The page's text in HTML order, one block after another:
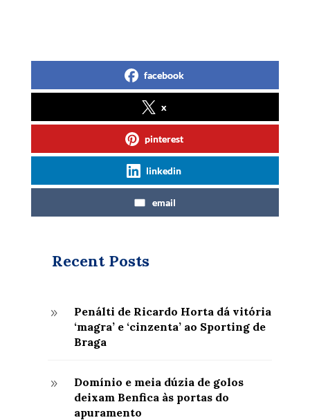
facebook
x
pinterest
linkedin
email
Recent Posts
9
Penálti de Ricardo Horta dá vitória
‘magra’ e ‘cinzenta’ ao Sporting de
Braga
9
Domínio e meia dúzia de golos
deixam Benfica às portas do
apuramento